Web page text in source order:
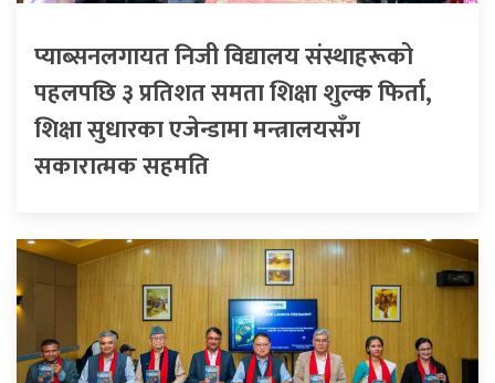
प्याब्सनलगायत निजी विद्यालय संस्थाहरूको
पहलपछि ३ प्रतिशत समता शिक्षा शुल्क फिर्ता,
शिक्षा सुधारका एजेन्डामा मन्त्रालयसँग
सकारात्मक सहमति